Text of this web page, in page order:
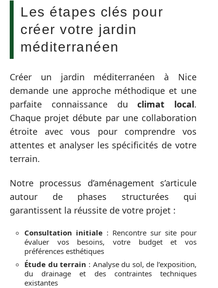
Les étapes clés pour
créer votre jardin
méditerranéen
Créer un jardin méditerranéen à Nice
demande une approche méthodique et une
parfaite connaissance duclimat local.
Chaque projet débute par une collaboration
étroite avec vous pour comprendre vos
attentes et analyser les spécificités de votre
terrain.
Notre processus d’aménagement s’articule
autour de phases structurées qui
garantissent la réussite de votre projet :
Consultation initiale : Rencontre sur site pour
évaluer vos besoins, votre budget et vos
préférences esthétiques
Étude du terrain : Analyse du sol, de l’exposition,
du drainage et des contraintes techniques
existantes